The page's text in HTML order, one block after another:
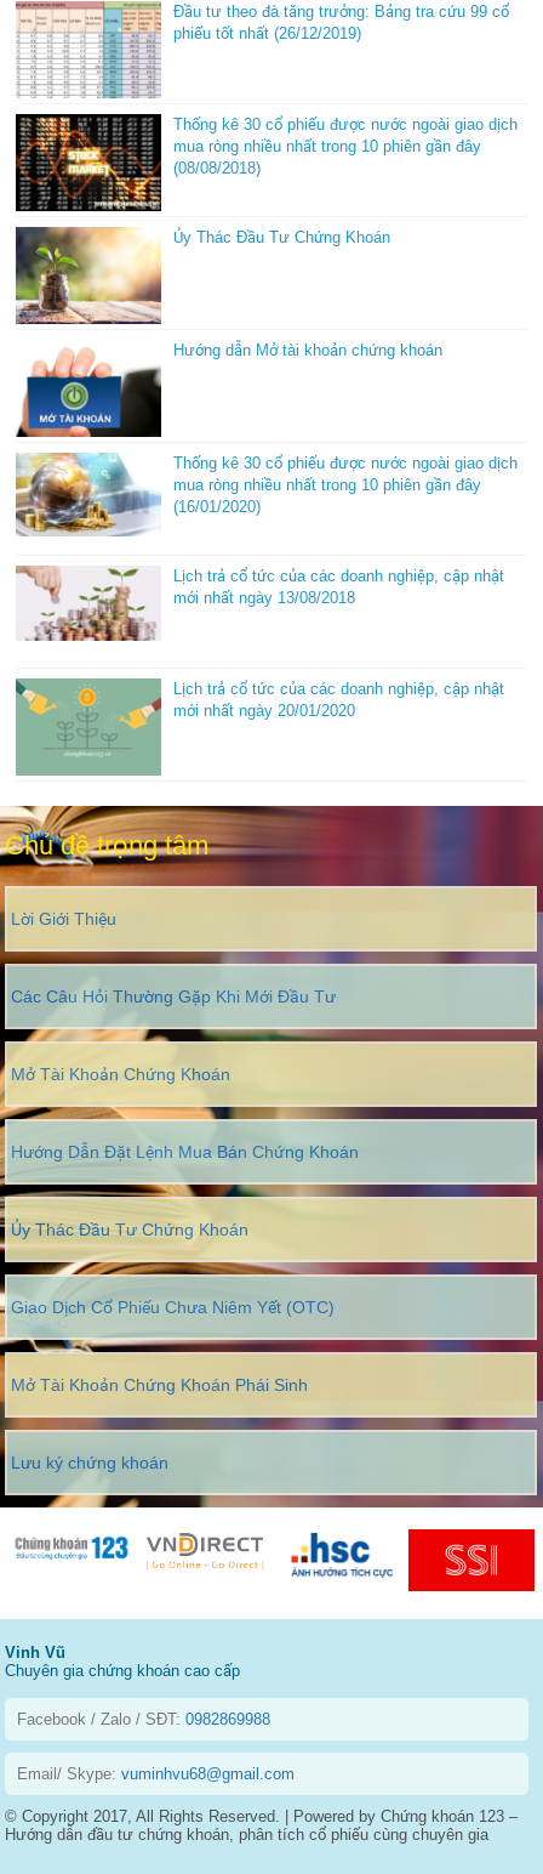
Đầu tư theo đà tăng trưởng: Bảng tra cứu 99 cổ
phiếu tốt nhất (26/12/2019)
Thống kê 30 cổ phiếu được nước ngoài giao dịch
mua ròng nhiều nhất trong 10 phiên gần đây
(08/08/2018)
Ủy Thác Đầu Tư Chứng Khoán
Hướng dẫn Mở tài khoản chứng khoán
Thống kê 30 cổ phiếu được nước ngoài giao dịch
mua ròng nhiều nhất trong 10 phiên gần đây
(16/01/2020)
Lịch trả cổ tức của các doanh nghiệp, cập nhật
mới nhất ngày 13/08/2018
Lịch trả cổ tức của các doanh nghiệp, cập nhật
mới nhất ngày 20/01/2020
Chủ đề trọng tâm
Lời Giới Thiệu
Các Câu Hỏi Thường Gặp Khi Mới Đầu Tư
Mở Tài Khoản Chứng Khoán
Hướng Dẫn Đặt Lệnh Mua Bán Chứng Khoán
Ủy Thác Đầu Tư Chứng Khoán
Giao Dịch Cổ Phiếu Chưa Niêm Yết (OTC)
Mở Tài Khoản Chứng Khoán Phái Sinh
Lưu ký chứng khoán
Vinh Vũ
Chuyên gia chứng khoán cao cấp
Facebook / Zalo / SĐT:0982869988
Email/ Skype:vuminhvu68@gmail.com
© Copyright 2017, All Rights Reserved. | Powered by Chứng khoán 123 –
Hướng dẫn đầu tư chứng khoán, phân tích cổ phiếu cùng chuyên gia